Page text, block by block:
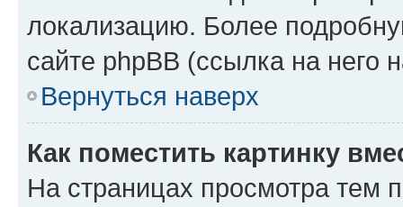
локализацию. Более
сайте phpBB (ссылка на него
Вернуться наверх
Как поместить картинку
На страницах просмотра тем